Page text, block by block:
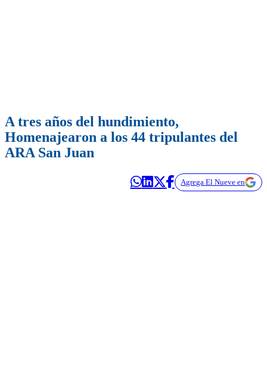
A tres años del hundimiento,
Homenajearon a los 44 tripulantes del
ARA San Juan
Agrega El Nueve en